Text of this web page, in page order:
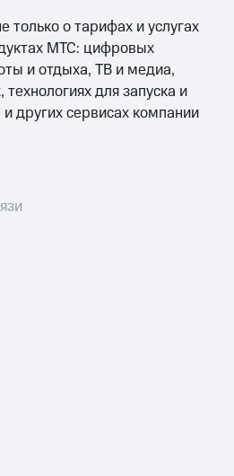
только о тарифах и услугах
МТС: цифровых
и отдыха, ТВ и медиа,
для запуска и
других сервисах компании